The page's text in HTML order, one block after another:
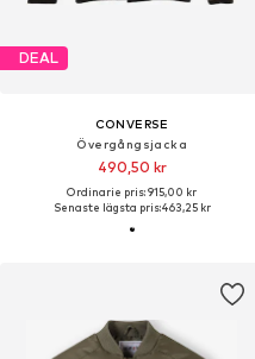
DEAL
CONVERSE
Övergångsjacka
490,50 kr
Ordinarie pris: 915,00 kr
Senaste lägsta pris:463,25 kr